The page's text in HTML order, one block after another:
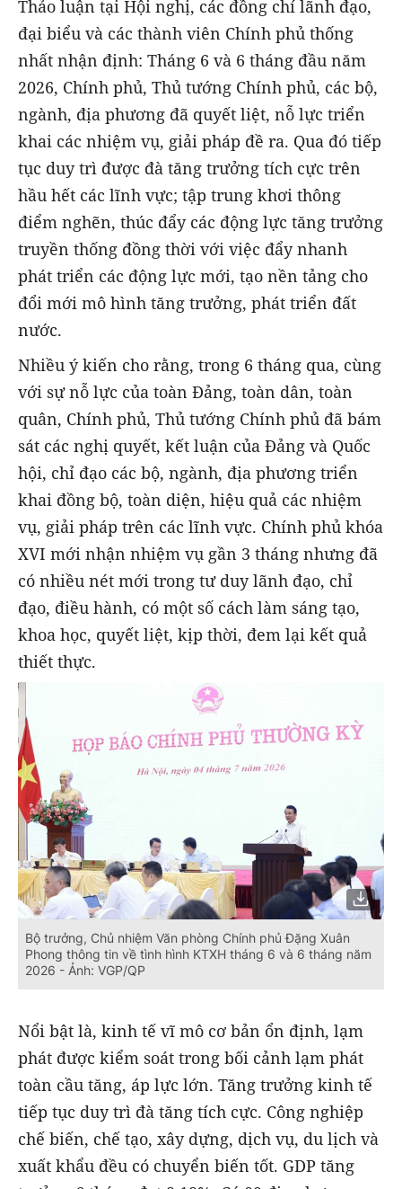
Thảo luận tại Hội nghị, các đồng chí lãnh đạo,
đại biểu và các thành viên Chính phủ thống
nhất nhận định: Tháng 6 và 6 tháng đầu năm
2026, Chính phủ, Thủ tướng Chính phủ, các bộ,
ngành, địa phương đã quyết liệt, nỗ lực triển
khai các nhiệm vụ, giải pháp đề ra. Qua đó tiếp
tục duy trì được đà tăng trưởng tích cực trên
hầu hết các lĩnh vực; tập trung khơi thông
điểm nghẽn, thúc đẩy các động lực tăng trưởng
truyền thống đồng thời với việc đẩy nhanh
phát triển các động lực mới, tạo nền tảng cho
đổi mới mô hình tăng trưởng, phát triển đất
nước.
Nhiều ý kiến cho rằng, trong 6 tháng qua, cùng
với sự nỗ lực của toàn Đảng, toàn dân, toàn
quân, Chính phủ, Thủ tướng Chính phủ đã bám
sát các nghị quyết, kết luận của Đảng và Quốc
hội, chỉ đạo các bộ, ngành, địa phương triển
khai đồng bộ, toàn diện, hiệu quả các nhiệm
vụ, giải pháp trên các lĩnh vực. Chính phủ khóa
XVI mới nhận nhiệm vụ gần 3 tháng nhưng đã
có nhiều nét mới trong tư duy lãnh đạo, chỉ
đạo, điều hành, có một số cách làm sáng tạo,
khoa học, quyết liệt, kịp thời, đem lại kết quả
thiết thực.
Bộ trưởng, Chủ nhiệm Văn phòng Chính phủ Đặng Xuân
Phong thông tin về tình hình KTXH tháng 6 và 6 tháng năm
2026 - Ảnh: VGP/QP
Nổi bật là, kinh tế vĩ mô cơ bản ổn định, lạm
phát được kiểm soát trong bối cảnh lạm phát
toàn cầu tăng, áp lực lớn. Tăng trưởng kinh tế
tiếp tục duy trì đà tăng tích cực. Công nghiệp
chế biến, chế tạo, xây dựng, dịch vụ, du lịch và
xuất khẩu đều có chuyển biến tốt. GDP tăng